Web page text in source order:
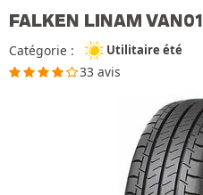
FALKEN LINAM VAN01
Catégorie : Utilitaire été
33 avis